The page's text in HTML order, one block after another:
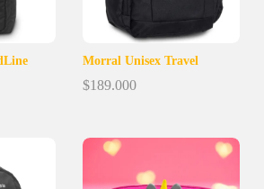
Morral Unisex Travel
$189.000